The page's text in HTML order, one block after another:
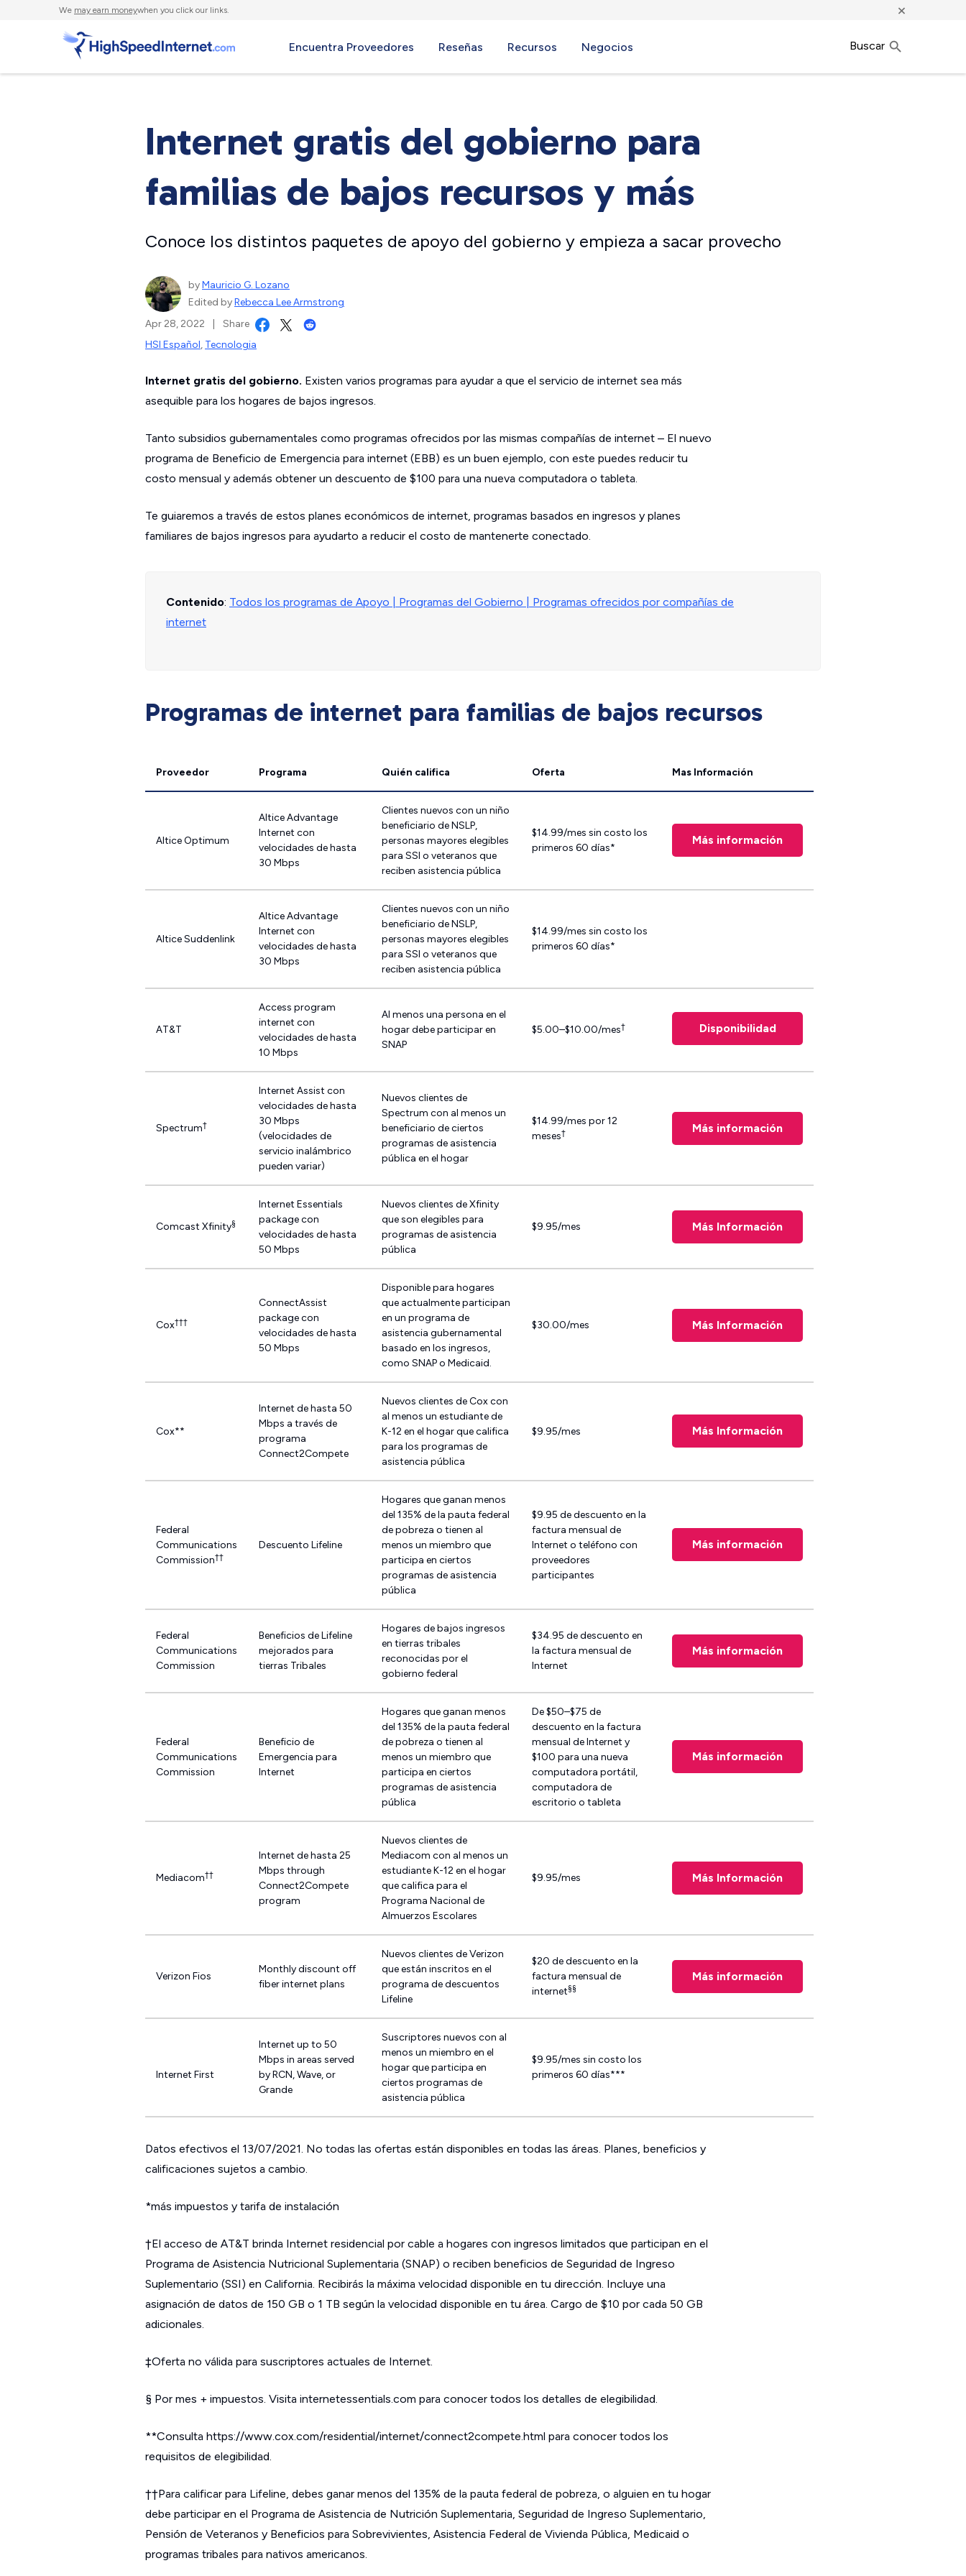
We may earn moneywhen you click our links. ×
Encuentra Proveedores Reseñas Recursos Negocios Buscar
Internet gratis del gobierno para
familias de bajos recursos y más
Conoce los distintos paquetes de apoyo del gobierno y empieza a sacar provecho
byMauricio G. Lozano
Edited byRebecca Lee Armstrong
Apr 28, 2022
Share
HSI Español, Tecnologia
Internet gratis del gobierno. Existen varios programas para ayudar a que el servicio de internet sea más
asequible para los hogares de bajos ingresos.
Tanto subsidios gubernamentales como programas ofrecidos por las mismas compañías de internet – El nuevo
programa de Beneficio de Emergencia para internet (EBB) es un buen ejemplo, con este puedes reducir tu
costo mensual y además obtener un descuento de $100 para una nueva computadora o tableta.
Te guiaremos a través de estos planes económicos de internet, programas basados ​​en ingresos y planes
familiares de bajos ingresos para ayudarto a reducir el costo de mantenerte conectado.
Contenido: Todos los programas de Apoyo | Programas del Gobierno | Programas ofrecidos por compañías de
internet
Programas de internet para familias de bajos recursos
Proveedor Programa Quién califica Oferta Mas Información
Altice Optimum
Altice Advantage
Internet con
velocidades de hasta
30 Mbps
Clientes nuevos con un niño
beneficiario de NSLP,
personas mayores elegibles
para SSI o veteranos que
reciben asistencia pública
$14.99/mes sin costo los
primeros 60 días*
Más información
Altice Suddenlink
Altice Advantage
Internet con
velocidades de hasta
30 Mbps
Clientes nuevos con un niño
beneficiario de NSLP,
personas mayores elegibles
para SSI o veteranos que
reciben asistencia pública
$14.99/mes sin costo los
primeros 60 días*
AT&T
Access program
internet con
velocidades de hasta
10 Mbps
Al menos una persona en el
hogar debe participar en
SNAP
$5.00–$10.00/mes† Disponibilidad
Spectrum†
Internet Assist con
velocidades de hasta
30 Mbps
(velocidades de
servicio inalámbrico
pueden variar)
Nuevos clientes de
Spectrum con al menos un
beneficiario de ciertos
programas de asistencia
pública en el hogar
$14.99/mes por 12
meses† Más información
Comcast Xfinity§
Internet Essentials
package con
velocidades de hasta
50 Mbps
Nuevos clientes de Xfinity
que son elegibles para
programas de asistencia
pública
$9.95/mes Más Información
Cox†††
ConnectAssist
package con
velocidades de hasta
50 Mbps
Disponible para hogares
que actualmente participan
en un programa de
asistencia gubernamental
basado en los ingresos,
como SNAP o Medicaid.
$30.00/mes Más Información
Cox**
Internet de hasta 50
Mbps a través de
programa
Connect2Compete
Nuevos clientes de Cox con
al menos un estudiante de
K-12 en el hogar que califica
para los programas de
asistencia pública
$9.95/mes Más Información
Federal
Communications
Commission††
Descuento Lifeline
Hogares que ganan menos
del 135% de la pauta federal
de pobreza o tienen al
menos un miembro que
participa en ciertos
programas de asistencia
pública
$9.95 de descuento en la
factura mensual de
Internet o teléfono con
proveedores
participantes
Más información
Federal
Communications
Commission
Beneficios de Lifeline
mejorados para
tierras Tribales
Hogares de bajos ingresos
en tierras tribales
reconocidas por el
gobierno federal
$34.95 de descuento en
la factura mensual de
Internet
Más información
Federal
Communications
Commission
Beneficio de
Emergencia para
Internet
Hogares que ganan menos
del 135% de la pauta federal
de pobreza o tienen al
menos un miembro que
participa en ciertos
programas de asistencia
pública
De $50–$75 de
descuento en la factura
mensual de Internet y
$100 para una nueva
computadora portátil,
computadora de
escritorio o tableta
Más información
Mediacom††
Internet de hasta 25
Mbps through
Connect2Compete
program
Nuevos clientes de
Mediacom con al menos un
estudiante K-12 en el hogar
que califica para el
Programa Nacional de
Almuerzos Escolares
$9.95/mes Más Información
Verizon Fios
Monthly discount off
fiber internet plans
Nuevos clientes de Verizon
que están inscritos en el
programa de descuentos
Lifeline
$20 de descuento en la
factura mensual de
internet§§
Más información
Internet First
Internet up to 50
Mbps in areas served
by RCN, Wave, or
Grande
Suscriptores nuevos con al
menos un miembro en el
hogar que participa en
ciertos programas de
asistencia pública
$9.95/mes sin costo los
primeros 60 días***
Datos efectivos el 13/07/2021. No todas las ofertas están disponibles en todas las áreas. Planes, beneficios y
calificaciones sujetos a cambio.
*más impuestos y tarifa de instalación
†El acceso de AT&T brinda Internet residencial por cable a hogares con ingresos limitados que participan en el
Programa de Asistencia Nutricional Suplementaria (SNAP) o reciben beneficios de Seguridad de Ingreso
Suplementario (SSI) en California. Recibirás la máxima velocidad disponible en tu dirección. Incluye una
asignación de datos de 150 GB o 1 TB según la velocidad disponible en tu área. Cargo de $10 por cada 50 GB
adicionales.
‡Oferta no válida para suscriptores actuales de Internet.
§ Por mes + impuestos. Visita internetessentials.com para conocer todos los detalles de elegibilidad.
**Consulta https://www.cox.com/residential/internet/connect2compete.html para conocer todos los
requisitos de elegibilidad.
††Para calificar para Lifeline, debes ganar menos del 135% de la pauta federal de pobreza, o alguien en tu hogar
debe participar en el Programa de Asistencia de Nutrición Suplementaria, Seguridad de Ingreso Suplementario,
Pensión de Veteranos y Beneficios para Sobrevivientes, Asistencia Federal de Vivienda Pública, Medicaid o
programas tribales para nativos americanos.